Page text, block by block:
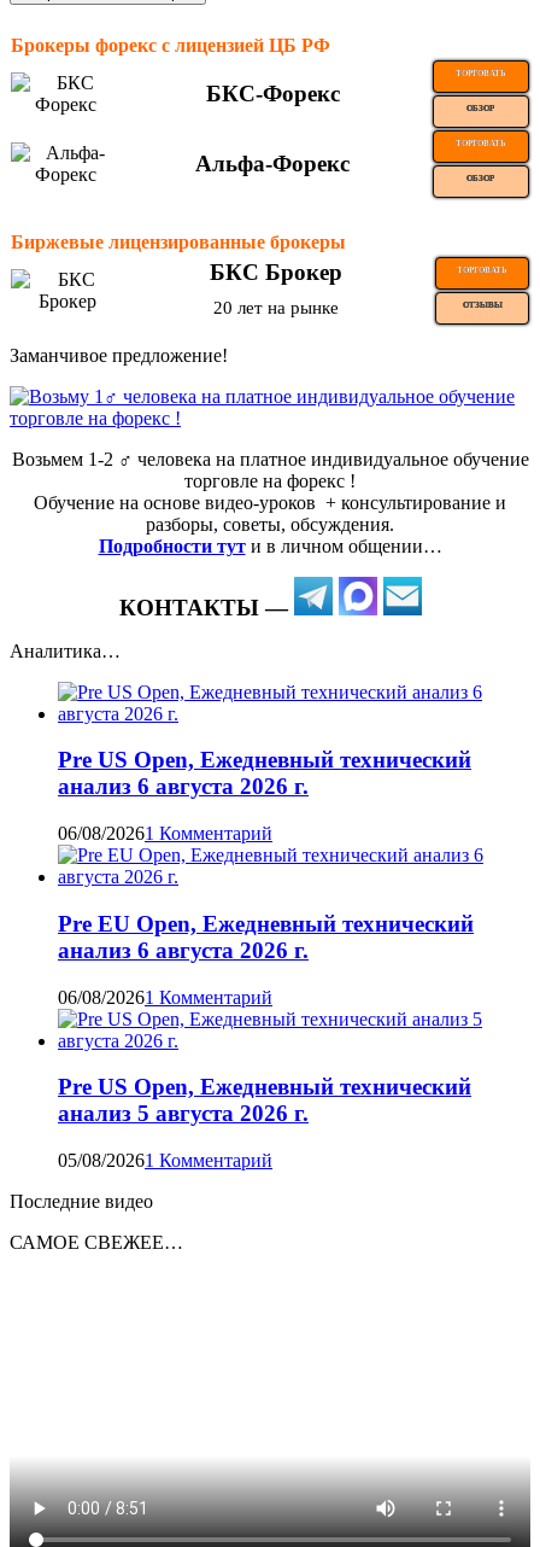
Брокеры форекс с лицензией ЦБ РФ
БКС-Форекс
ТОРГОВАТЬ
ОБЗОР
Альфа-Форекс
ТОРГОВАТЬ
ОБЗОР
Биржевые лицензированные брокеры
БКС Брокер ТОРГОВАТЬ
20 лет на рынке ОТЗЫВЫ
Заманчивое предложение!
Возьмем 1-2 ‍♂️ человека на платное индивидуальное обучение
торговле на форекс !
Обучение на основе видео-уроков ️ + консультирование и
разборы, советы, обсуждения.
Подробности тут и в личном общении…
КОНТАКТЫ —
Аналитика…
Pre US Open, Ежедневный технический
анализ 6 августа 2026 г.
06/08/20261 Комментарий
Pre EU Open, Ежедневный технический
анализ 6 августа 2026 г.
06/08/20261 Комментарий
Pre US Open, Ежедневный технический
анализ 5 августа 2026 г.
05/08/20261 Комментарий
Последние видео
САМОЕ СВЕЖЕЕ…